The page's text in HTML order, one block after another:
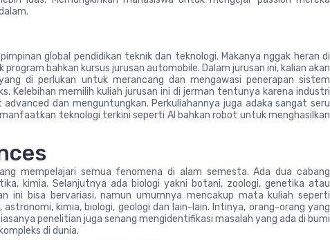
global pendidikan teknik dan teknologi. Makanya nggak heran di
program bahkan kursus jurusan automobile. Dalam jurusan ini, kalian akan
di perlukan untuk merancang dan mengawasi penerapan sistem
Kelebihan memilih kuliah jurusan ini di jerman tentunya karena industri
dan menguntungkan. Perkuliahannya juga adaka sangat seru
teknologi terkini seperti AI bahkan robot untuk menghasilkan
mempelajari semua fenomena di alam semesta. Ada dua cabang
kimia. Selanjutnya ada biologi yakni botani, zoologi, genetika atau
ini bisa bervariasi, namun umumnya mencakup mata kuliah seperti
kimia, biologi, geologi dan lain-lain. Intinya, orang-orang yang
penelitian juga senang mengidentifikasi masalah yang ada di bumi
di dunia.